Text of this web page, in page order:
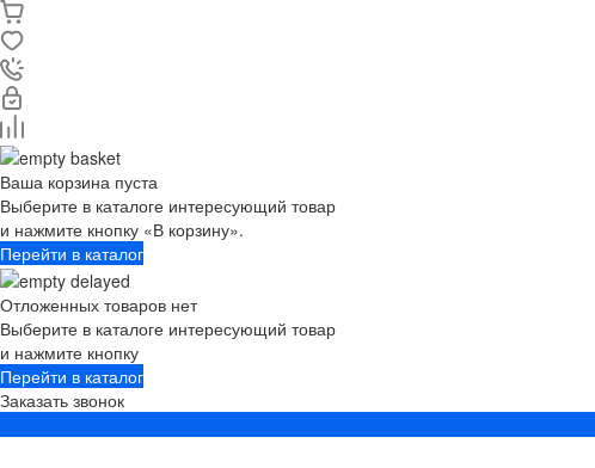
Ваша корзина пуста
Выберите в каталоге интересующий товар
и нажмите кнопку «В корзину».
Перейти в каталог
Отложенных товаров нет
Выберите в каталоге интересующий товар
и нажмите кнопку
Перейти в каталог
Заказать звонок